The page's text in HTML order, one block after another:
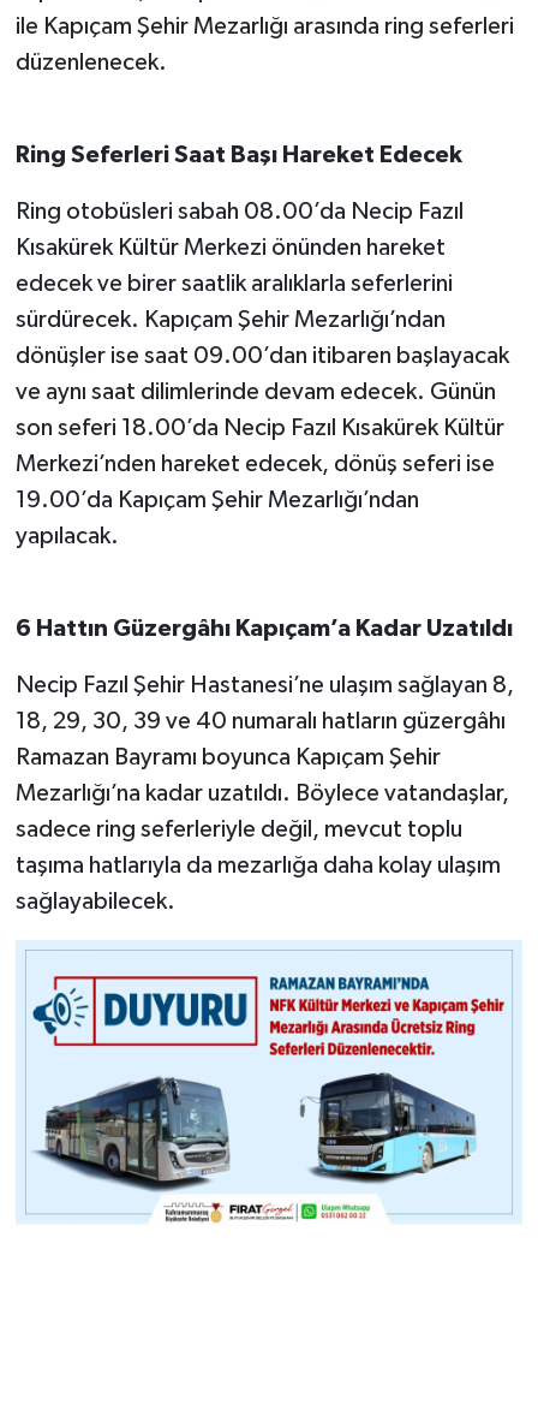
ile Kapıçam Şehir Mezarlığı arasında ring seferleri
düzenlenecek.
Ring Seferleri Saat Başı Hareket Edecek
Ring otobüsleri sabah 08.00’da Necip Fazıl
Kısakürek Kültür Merkezi önünden hareket
edecek ve birer saatlik aralıklarla seferlerini
sürdürecek. Kapıçam Şehir Mezarlığı’ndan
dönüşler ise saat 09.00’dan itibaren başlayacak
ve aynı saat dilimlerinde devam edecek. Günün
son seferi 18.00’da Necip Fazıl Kısakürek Kültür
Merkezi’nden hareket edecek, dönüş seferi ise
19.00’da Kapıçam Şehir Mezarlığı’ndan
yapılacak.
6 Hattın Güzergâhı Kapıçam’a Kadar Uzatıldı
Necip Fazıl Şehir Hastanesi’ne ulaşım sağlayan 8,
18, 29, 30, 39 ve 40 numaralı hatların güzergâhı
Ramazan Bayramı boyunca Kapıçam Şehir
Mezarlığı’na kadar uzatıldı. Böylece vatandaşlar,
sadece ring seferleriyle değil, mevcut toplu
taşıma hatlarıyla da mezarlığa daha kolay ulaşım
sağlayabilecek.
KÜLTÜR SANAT